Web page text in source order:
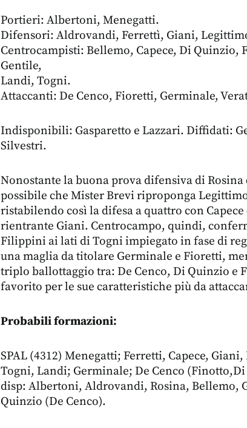
Portieri: Albertoni, Menegatti.
Difensori: Aldrovandi, Ferrettì, Giani,
Centrocampisti: Bellemo, Capece, Di
Gentile,
Landi, Togni.
Attaccanti: De Cenco, Fioretti, Germinale,
Indisponibili: Gasparetto e Lazzari. Diffidati:
Silvestri.
Nonostante la buona prova difensiva di Rosina
possibile che Mister Brevi riproponga
ristabilendo così la difesa a quattro con
rientrante Giani. Centrocampo, quindi,
Filippini ai lati di Togni impiegato in fase di
una maglia da titolare Germinale e Fioretti,
triplo ballottaggio tra: De Cenco, Di Quinzio e
favorito per le sue caratteristiche più da
Probabili formazioni:
SPAL (4312) Menegatti; Ferretti, Capece,
Togni, Landi; Germinale; De Cenco
disp: Albertoni, Aldrovandi, Rosina, Bellemo,
Quinzio (De Cenco).